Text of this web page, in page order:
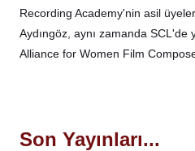
Recording Academy'nin asil
Aydıngöz, aynı zamanda
Alliance for Women Film
Son Yayınları...